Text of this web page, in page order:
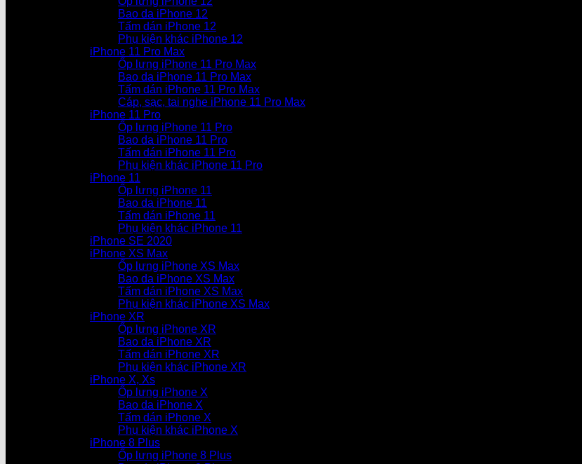
Bao da iPhone 12
Tấm dán iPhone 12
Phụ kiện khác iPhone 12
iPhone 11 Pro Max
Ốp lưng iPhone 11 Pro Max
Bao da iPhone 11 Pro Max
Tấm dán iPhone 11 Pro Max
Cáp, sạc, tai nghe iPhone 11 Pro Max
iPhone 11 Pro
Ốp lưng iPhone 11 Pro
Bao da iPhone 11 Pro
Tấm dán iPhone 11 Pro
Phụ kiện khác iPhone 11 Pro
iPhone 11
Ốp lưng iPhone 11
Bao da iPhone 11
Tấm dán iPhone 11
Phụ kiện khác iPhone 11
iPhone SE 2020
iPhone XS Max
Ốp lưng iPhone XS Max
Bao da iPhone XS Max
Tấm dán iPhone XS Max
Phụ kiện khác iPhone XS Max
iPhone XR
Ốp lưng iPhone XR
Bao da iPhone XR
Tấm dán iPhone XR
Phụ kiện khác iPhone XR
iPhone X, Xs
Ốp lưng iPhone X
Bao da iPhone X
Tấm dán iPhone X
Phụ kiện khác iPhone X
iPhone 8 Plus
Ốp lưng iPhone 8 Plus